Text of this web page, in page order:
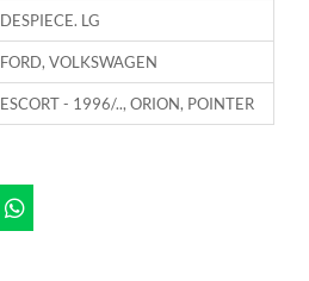
DESPIECE. LG
FORD, VOLKSWAGEN
ESCORT - 1996/.., ORION, POINTER